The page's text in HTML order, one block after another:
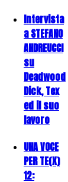
Intervista
a STEFANO
ANDREUCCI
su
Deadwood
Dick, Tex
ed il suo
lavoro
UNA VOCE
PER TE(X)
12: